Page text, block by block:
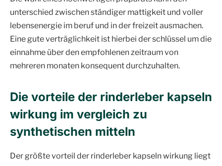
unterschied zwischen ständiger mattigkeit und voller
lebensenergie im beruf und in der freizeit ausmachen.
Eine gute verträglichkeit ist hierbei der schlüssel um die
einnahme über den empfohlenen zeitraum von
mehreren monaten konsequent durchzuhalten.
Die vorteile der rinderleber kapseln
wirkung im vergleich zu
synthetischen mitteln
Der größte vorteil der rinderleber kapseln wirkung liegt